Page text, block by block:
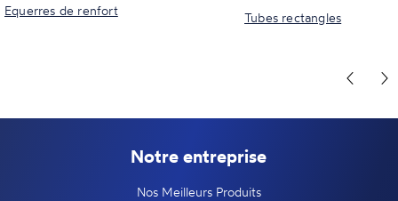
Equerres de renfort
Tubes rectangles
Notre entreprise
Nos Meilleurs Produits